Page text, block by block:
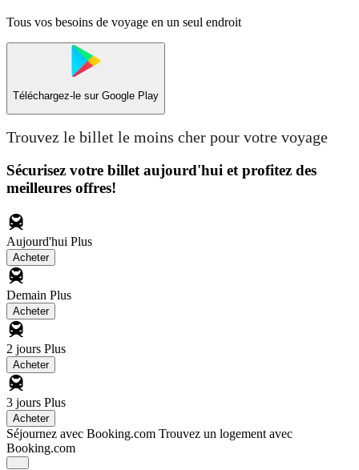
Tous vos besoins de voyage en un seul endroit
Téléchargez-le sur Google Play
Trouvez le billet le moins cher pour votre voyage
Sécurisez votre billet aujourd'hui et profitez des
meilleures offres!
Aujourd'hui Plus
Acheter
Demain Plus
Acheter
2 jours Plus
Acheter
3 jours Plus
Acheter
Séjournez avec Booking.com Trouvez un logement avec
Booking.com